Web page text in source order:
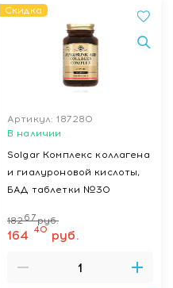
Скидка
Артикул: 187280
В наличии
Solgar Комплекс коллагена
и гиалуроновой кислоты,
БАД таблетки №30
18267руб.
164 40 руб.